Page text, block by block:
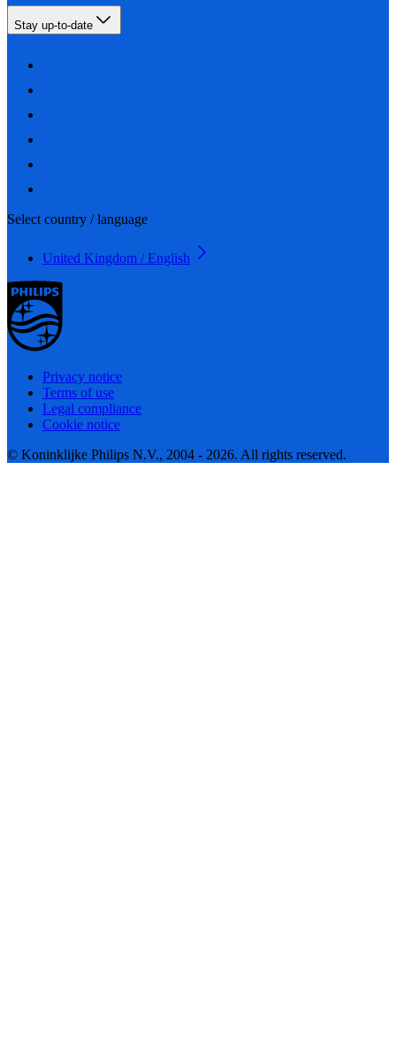
Stay up-to-date
Select country / language
United Kingdom / English
Privacy notice
Terms of use
Legal compliance
Cookie notice
© Koninklijke Philips N.V., 2004 - 2026. All rights reserved.